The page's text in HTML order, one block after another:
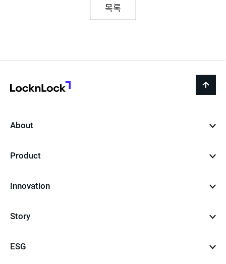
목록
back
About
Product
Innovation
Story
ESG